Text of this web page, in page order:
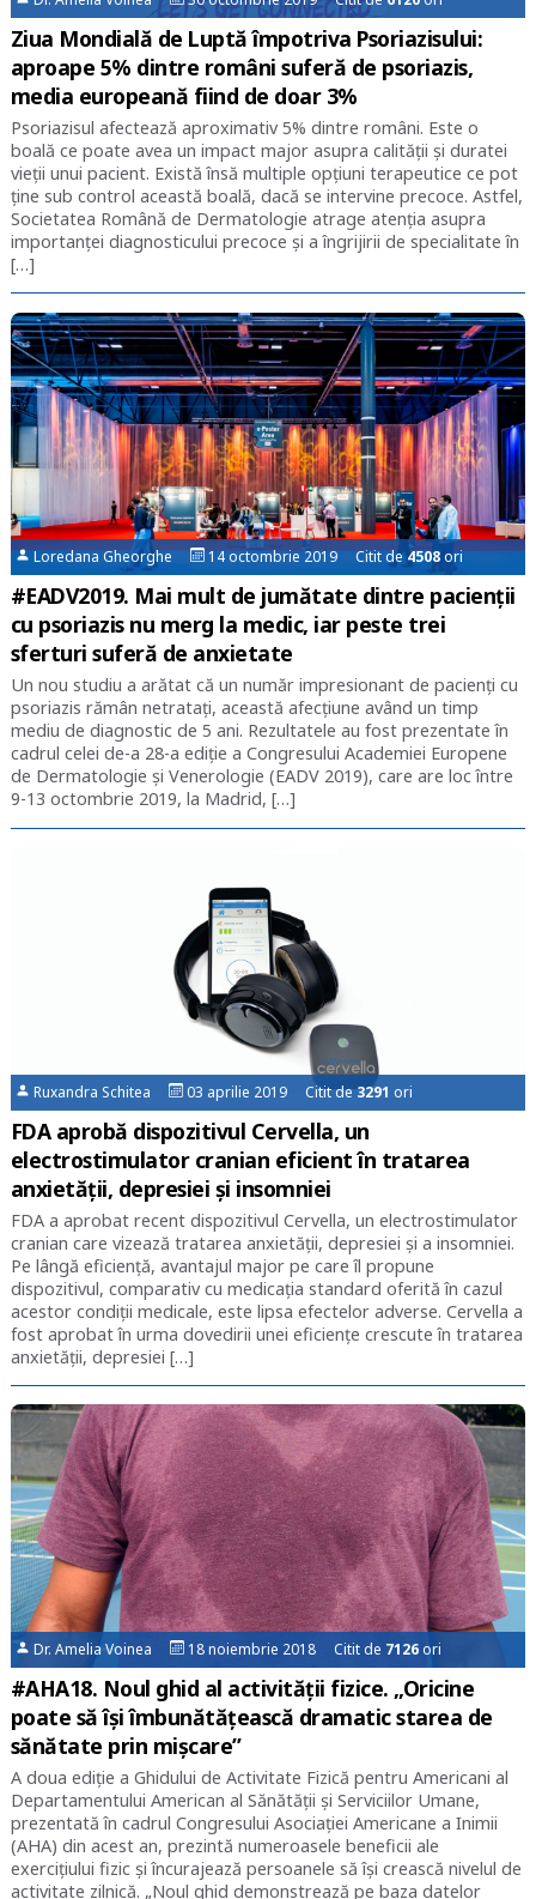
Ziua Mondială de Luptă împotriva Psoriazisului:
aproape 5% dintre români suferă de psoriazis,
media europeană fiind de doar 3%
Psoriazisul afectează aproximativ 5% dintre români. Este o
boală ce poate avea un impact major asupra calității și duratei
vieții unui pacient. Există însă multiple opțiuni terapeutice ce pot
ține sub control această boală, dacă se intervine precoce. Astfel,
Societatea Română de Dermatologie atrage atenția asupra
importanței diagnosticului precoce și a îngrijirii de specialitate în
[…]
Loredana Gheorghe 14 octombrie 2019 Citit de4508ori
#EADV2019. Mai mult de jumătate dintre pacienții
cu psoriazis nu merg la medic, iar peste trei
sferturi suferă de anxietate
Un nou studiu a arătat că un număr impresionant de pacienți cu
psoriazis rămân netratați, această afecțiune având un timp
mediu de diagnostic de 5 ani. Rezultatele au fost prezentate în
cadrul celei de-a 28-a ediție a Congresului Academiei Europene
de Dermatologie și Venerologie (EADV 2019), care are loc între
9-13 octombrie 2019, la Madrid, […]
Ruxandra Schitea 03 aprilie 2019 Citit de3291 ori
FDA aprobă dispozitivul Cervella, un
electrostimulator cranian eficient în tratarea
anxietății, depresiei și insomniei
FDA a aprobat recent dispozitivul Cervella, un electrostimulator
cranian care vizează tratarea anxietății, depresiei și a insomniei.
Pe lângă eficiență, avantajul major pe care îl propune
dispozitivul, comparativ cu medicația standard oferită în cazul
acestor condiții medicale, este lipsa efectelor adverse. Cervella a
fost aprobat în urma dovedirii unei eficiențe crescute în tratarea
anxietății, depresiei […]
Dr. Amelia Voinea 18 noiembrie 2018 Citit de 7126ori
#AHA18. Noul ghid al activității fizice. „Oricine
poate să își îmbunătățească dramatic starea de
sănătate prin mișcare”
A doua ediție a Ghidului de Activitate Fizică pentru Americani al
Departamentului American al Sănătății și Serviciilor Umane,
prezentată în cadrul Congresului Asociației Americane a Inimii
(AHA) din acest an, prezintă numeroasele beneficii ale
exercițiului fizic și încurajează persoanele să își crească nivelul de
activitate zilnică. „Noul ghid demonstrează pe baza datelor